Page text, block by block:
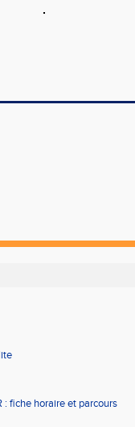
: fiche horaire et parcours